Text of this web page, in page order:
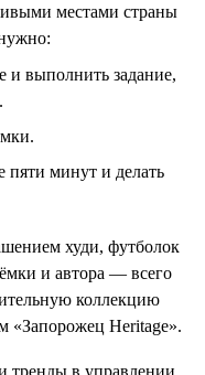
местами страны
и выполнить задание,
пяти минут и делать
худи, футболок
и автора — всего
коллекцию
«Запорожец Heritage».